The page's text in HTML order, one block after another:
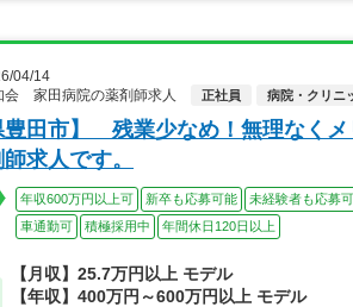
04/14
会 家田病院の薬剤師求人
正社員 病院・クリニ
豊田市】 残業少なめ！無理なく
求人です。
年収600万円以上可 新卒も応募可能 未経験者も応募
車通勤可
積極採用中 年間休日120日以上
【月収】25.7万円以上 モデル
【年収】400万円～600万円以上 モデル